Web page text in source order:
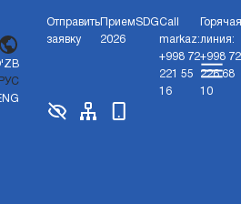
РУС
Отправить
заявку
Прием
2026
SDGCall
markaz:
+998 72
221 55
16
Горячая
линия:
+998 72
226 68
10